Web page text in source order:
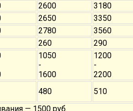
2600
3180
2650
3350
2780
3560
260 290
1050
-
1600
1200
-
2200
480
510
— 1500 руб.